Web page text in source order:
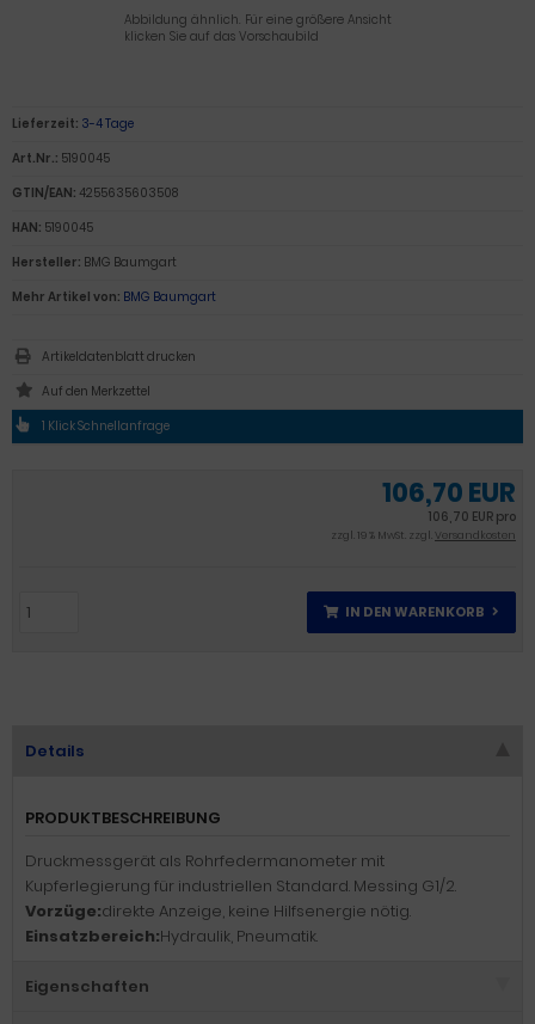
Abbildung ähnlich. Für eine größere Ansicht
klicken Sie auf das Vorschaubild
106,70 EUR
106,70 EUR pro
zzgl. 19 % MwSt. zzgl.Versandkosten
IN DEN WARENKORB
Lieferzeit: 3-4 Tage
Art.Nr.: 5190045
GTIN/EAN: 4255635603508
HAN: 5190045
Hersteller: BMG Baumgart
Mehr Artikel von: BMG Baumgart
Artikeldatenblatt drucken
1 Klick Schnellanfrage
Details
PRODUKTBESCHREIBUNG
Druckmessgerät als Rohrfedermanometer mit
Kupferlegierung für industriellen Standard. Messing G1/2.
Vorzüge:direkte Anzeige, keine Hilfsenergie nötig.
Einsatzbereich:Hydraulik, Pneumatik.
Eigenschaften